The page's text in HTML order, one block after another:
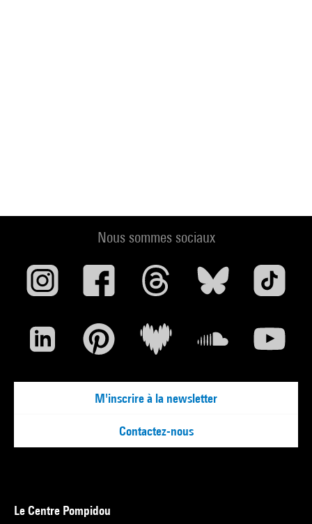
Nous sommes sociaux
M'inscrire à la newsletter
Contactez-nous
Le Centre Pompidou